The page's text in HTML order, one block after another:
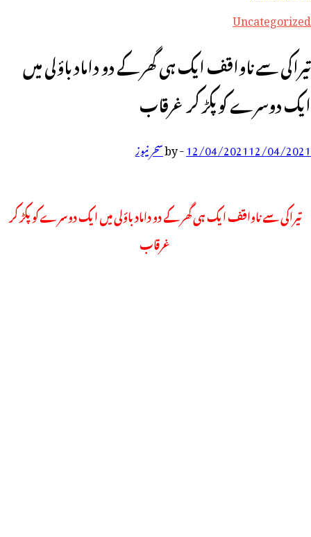
برائے:
Uncategorized
تیراکی سے ناواقف ایک ہی گھر کے دو داماد باؤلی میں
ایک دوسرے کو پکڑ کر غرقاب
12/04/202112/04/2021
-
byسحر نیوز
تیراکی سے ناواقف ایک ہی گھر کے دو داماد باؤلی میں ایک دوسرے کو پکڑ کر
غرقاب